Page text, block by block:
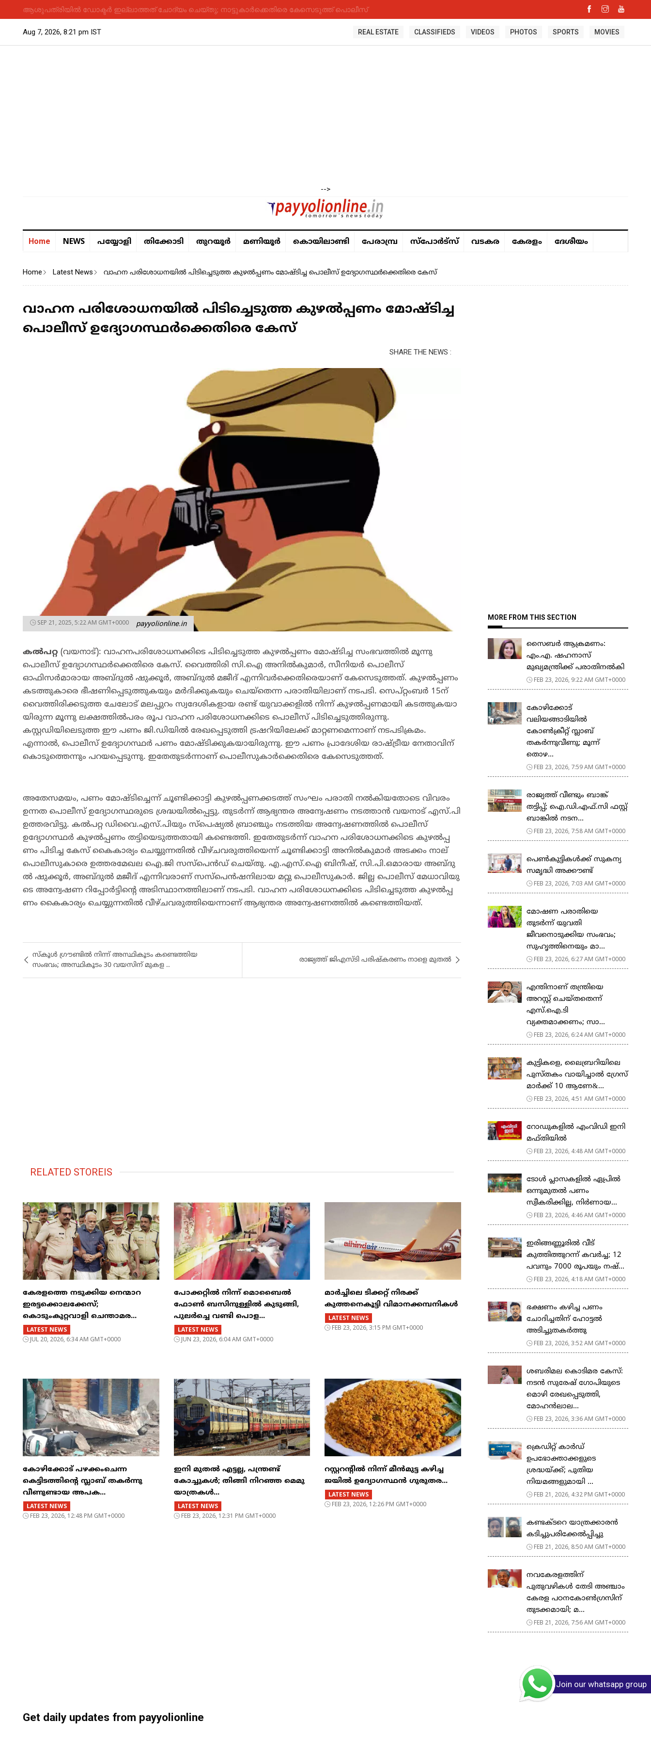
ആശുപത്രിയിൽ ഡോക്ടർ ഇല്ലാത്തത് ചോദ്യം ചെയ്തു; നാട്ടുകാർക്കെതിരെ കേസെടുത്ത് പൊലീസ്
Aug 7, 2026, 8:21 pm IST REAL ESTATE CLASSIFIEDS VIDEOS PHOTOS SPORTS MOVIES
-->
Home NEWS പയ്യോളി തിക്കോടി തുറയൂര്‍ മണിയൂര്‍ കൊയിലാണ്ടി പേരാമ്പ്ര സ്പോർട്സ് വടകര കേരളം ദേശീയം
Home Latest News വാഹന പരിശോധനയിൽ പിടിച്ചെടുത്ത കുഴൽപ്പണം മോഷ്ടിച്ച പൊലീസ് ഉദ്യോഗസ്ഥർക്കെതിരെ കേസ്
വാഹന പരിശോധനയിൽ പിടിച്ചെടുത്ത കുഴൽപ്പണം മോഷ്ടിച്ച
പൊലീസ് ഉദ്യോഗസ്ഥർക്കെതിരെ കേസ്
SHARE THE NEWS :
SEP 21, 2025, 5:22 AM GMT+0000 payyolionline.in
കൽപറ്റ (വ​യ​നാ​ട്): വാഹനപരിശോധനക്കിടെ പിടിച്ചെടുത്ത കുഴൽപ്പണം മോഷ്ടിച്ച സംഭവത്തിൽ മൂന്നു
പൊലീസ് ഉദ്യോഗസ്ഥർക്കെതിരെ കേസ്. വൈ​ത്തി​രി സി.ഐ അ​നി​ൽ​കു​മാ​ർ, സീനിയർ പൊലീസ്
ഓഫിസർമാരാ​യ അ​ബ്ദു​ൽ ഷു​ക്കൂ​ർ, അ​ബ്ദു​ൽ മ​ജീ​ദ് എ​ന്നി​വർക്കെതിരെയാണ് കേസെടുത്തത്. കുഴൽപ്പണം
കടത്തുകാരെ ഭീഷണിപ്പെടുത്തുകയും മർദിക്കുകയും ചെയ്തെന്ന പരാതിയിലാണ് നടപടി. സെ​പ്റ്റം​ബ​ർ 15ന് ​
വൈ​ത്തി​രി​ക്ക​ടു​ത്ത ചേ​ലോ​ട് മ​ല​പ്പു​റം സ്വ​ദേ​ശി​ക​ളാ​യ ര​ണ്ട് യു​വാ​ക്ക​ളി​ൽ ​നി​ന്ന് കു​ഴ​ൽ​പ്പ​ണ​മാ​യി ക​ട​ത്തു​ക​യാ​
യി​രു​ന്ന മൂ​ന്നു​ ല​ക്ഷ​ത്തി​ൽ​പ​രം രൂ​പ വാ​ഹ​ന പ​രി​ശോ​ധ​ന​ക്കി​ടെ പൊലീസ് പി​ടി​ച്ചെടുത്തി​രു​ന്നു.
കസ്റ്റഡിയിലെടുത്ത ഈ പണം ജി.ഡിയിൽ രേഖപ്പെടുത്തി ട്രഷറിയിലേക്ക് മാറ്റണമെന്നാണ് നടപടിക്രമം.
എന്നാൽ, പൊലീസ് ഉദ്യോഗസ്ഥർ പണം മോഷ്ടിക്കുകയായിരുന്നു. ഈ പണം പ്രാദേശിയ രാഷ്ട്രീയ നേതാവിന്
കൊടുത്തെന്നും പറയപ്പെടുന്നു. ഇതേതുടർന്നാണ് പൊലീസുകാർക്കെതിരെ കേസെടുത്തത്.
അതേസമയം, പണം മോഷ്ടിച്ചെന്ന് ചൂണ്ടിക്കാട്ടി കുഴൽപ്പണക്കടത്ത് സംഘം പരാതി നൽകിയതോടെ വിവരം
ഉന്നത പൊലീസ് ഉദ്യോഗസ്ഥരുടെ ശ്രദ്ധയിൽപ്പെട്ടു. തുടർന്ന് ആഭ്യന്തര അന്വേഷണം നടത്താൻ വയനാട് എസ്.പി
ഉത്തരവിട്ടു. കൽപറ്റ ഡിവൈ.എസ്.പിയും സ്പെഷ്യൽ ബ്രാഞ്ചും നടത്തിയ അന്വേഷണത്തിൽ പൊലീസ്
ഉദ്യോഗസ്ഥർ കുഴൽപ്പണം തട്ടിയെടുത്തതായി കണ്ടെത്തി. ഇതേതുടർന്ന് വാ​ഹ​ന പ​രി​ശോ​ധ​ന​ക്കി​ടെ കു​ഴ​ൽ​പ്പ​
ണം പി​ടി​ച്ച കേ​സ് കൈ​കാ​ര്യം ചെ​യ്യു​ന്ന​തി​ൽ വീ​ഴ്ച​വ​രു​ത്തി​യെ​ന്ന് ചൂണ്ടിക്കാട്ടി അ​നി​ൽ​കു​മാ​ർ അ​ട​ക്കം നാ​ല്
പൊ​ലീ​സു​കാ​രെ ഉ​ത്ത​ര​മേ​ഖ​ല ഐ.​ജി സ​സ്പെ​ൻ​ഡ് ചെ​യ്തു. എ.​എ​സ്.​ഐ ബി​നീ​ഷ്, സി.​പി.​ഒ​മാ​രാ​യ അ​ബ്ദു​
ൽ ഷു​ക്കൂ​ർ, അ​ബ്ദു​ൽ മ​ജീ​ദ് എ​ന്നി​വ​രാ​ണ് സ​സ്പെ​ൻ​ഷ​നി​ലാ​യ മ​റ്റു പൊ​ലീ​സു​കാ​ർ. ജി​ല്ല പൊ​ലീ​സ് മേ​ധാ​വി​യു​
ടെ അ​ന്വേ​ഷ​ണ റി​പ്പോ​ർ​ട്ടി​ന്റെ അ​ടി​സ്ഥാ​ന​ത്തി​ലാ​ണ് നടപടി. വാ​ഹ​ന പ​രി​ശോ​ധ​ന​ക്കി​ടെ പിടിച്ചെടുത്ത കു​ഴ​ൽ​പ്പ​
ണം കൈ​കാ​ര്യം ചെ​യ്യു​ന്ന​തി​ൽ വീ​ഴ്ച​വ​രു​ത്തി​യെന്നാ​ണ് ആഭ്യന്തര അന്വേഷണത്തിൽ കണ്ടെത്തിയത്.
സ്കൂള്‍ ഗ്രൗണ്ടിൽ നിന്ന് അസ്ഥികൂടം കണ്ടെത്തിയ
സംഭവം; അസ്ഥികൂടം 30 വയസിന് മുകള ..
രാജ്യത്ത് ജിഎസ്ടി പരിഷ്‌കരണം നാളെ മുതല്‍
RELATED STOREIS
കേരളത്തെ നടുക്കിയ നെന്മാറ
ഇരട്ടക്കൊലക്കേസ്;
കൊടുംകുറ്റവാളി ചെന്താമര...
LATEST NEWS
JUL 20, 2026, 6:34 AM GMT+0000
പോക്കറ്റിൽ നിന്ന് മൊബൈൽ
ഫോൺ ബസിനുള്ളിൽ കുടുങ്ങി,
പുലർച്ചെ വണ്ടി പൊള...
LATEST NEWS
JUN 23, 2026, 6:04 AM GMT+0000
മാർച്ചിലെ ടിക്കറ്റ് നിരക്ക്
കുത്തനെകൂട്ടി വിമാനക്കമ്പനികൾ
LATEST NEWS
FEB 23, 2026, 3:15 PM GMT+0000
കോഴിക്കോട് പഴക്കംചെന്ന
കെട്ടിടത്തിന്റെ സ്ലാബ് തകർന്നു
വീണുണ്ടായ അപക...
LATEST NEWS
FEB 23, 2026, 12:48 PM GMT+0000
ഇനി മുതൽ എട്ടല്ല, പന്ത്രണ്ട്
കോച്ചുകള്‍; തിങ്ങി നിറഞ്ഞ മെമു
യാത്രകൾ...
LATEST NEWS
FEB 23, 2026, 12:31 PM GMT+0000
റസ്റ്ററന്റില്‍ നിന്ന് മീന്‍മുട്ട കഴിച്ച
ജയില്‍ ഉദ്യോഗസ്ഥന്‍ ഗുരുതര...
LATEST NEWS
FEB 23, 2026, 12:26 PM GMT+0000
Get daily updates from payyolionline
MORE FROM THIS SECTION
സൈബർ ആക്രമണം:
എം.എ. ഷഹനാസ്
മുഖ്യമന്ത്രിക്ക് പരാതിനൽകി
FEB 23, 2026, 9:22 AM GMT+0000
കോഴിക്കോട്
വലിയങ്ങാടിയിൽ
കോൺക്രീറ്റ് സ്ലാബ്
തകർന്നുവീണു; മൂന്ന്
തൊഴ...
FEB 23, 2026, 7:59 AM GMT+0000
രാജ്യത്ത് വീണ്ടും ബാങ്ക്
തട്ടിപ്പ്; ഐ.ഡി.എഫ്.സി ഫസ്റ്റ്
ബാങ്കിൽ നടന...
FEB 23, 2026, 7:58 AM GMT+0000
പെ​ൺ​കു​ട്ടി​ക​ൾ​ക്ക് സു​ക​ന്യ
സ​മൃ​ദ്ധി അ​ക്കൗ​ണ്ട്
FEB 23, 2026, 7:03 AM GMT+0000
മോഷണ പരാതിയെ
തുടര്‍ന്ന് യുവതി
ജീവനൊടുക്കിയ സംഭവം;
സുഹൃത്തിനെയും മാ...
FEB 23, 2026, 6:27 AM GMT+0000
എന്തിനാണ് തന്ത്രിയെ
അറസ്റ്റ് ചെയ്തതെന്ന്
എസ്.ഐ.ടി
വ്യക്തമാക്കണം; സാ...
FEB 23, 2026, 6:24 AM GMT+0000
കുട്ടികളെ, ലൈബ്രറിയിലെ
പുസ്തകം വായിച്ചാല്‍ ഗ്രേസ്
മാര്‍ക്ക് 10 ആണേ&...
FEB 23, 2026, 4:51 AM GMT+0000
റോഡുകളില്‍ എംവിഡി ഇനി
മഫ്തിയില്‍
FEB 23, 2026, 4:48 AM GMT+0000
ടോള്‍ പ്ലാസകളില്‍ ഏപ്രില്‍
ഒന്നുമുതല്‍ പണം
സ്വീകരിക്കില്ല, നിര്‍ണായ...
FEB 23, 2026, 4:46 AM GMT+0000
ഇരിങ്ങണ്ണൂരിൽ വീട്
കുത്തിത്തുറന്ന് കവർച്ച; 12
പവനും 7000 രൂപയും നഷ്...
FEB 23, 2026, 4:18 AM GMT+0000
ഭക്ഷണം കഴിച്ച പണം
ചോദിച്ചതിന് ഹോട്ടൽ
അടിച്ചുതകർത്തു
FEB 23, 2026, 3:52 AM GMT+0000
ശബരിമല കൊടിമര കേസ്:
നടൻ സുരേഷ് ഗോപിയുടെ
മൊഴി രേഖപ്പെടുത്തി,
മോഹൻലാല...
FEB 23, 2026, 3:36 AM GMT+0000
ക്രെഡിറ്റ് കാർഡ്
ഉപഭോക്താക്കളുടെ
ശ്രദ്ധയ്ക്ക്; പുതിയ
നിയമങ്ങളുമായി ...
FEB 21, 2026, 4:32 PM GMT+0000
കണ്ടക്ടറെ യാത്രക്കാരൻ
കടിച്ചുപരിക്കേൽപ്പിച്ചു
FEB 21, 2026, 8:50 AM GMT+0000
നവകേരളത്തിന്
പുതുവഴികൾ തേടി അഞ്ചാം
കേരള പഠനകോൺഗ്രസിന്
തുടക്കമായി; മ...
FEB 21, 2026, 7:56 AM GMT+0000
Join our whatsapp group